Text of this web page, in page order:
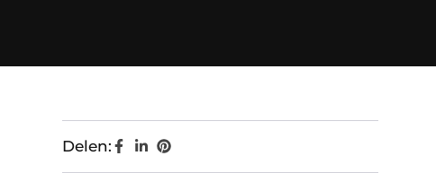
Delen: